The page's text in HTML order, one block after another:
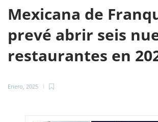
Mexicana de
prevé abrir seis
restaurantes en
Enero, 2025